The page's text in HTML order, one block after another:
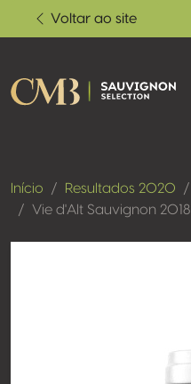
Voltar ao site
Início Resultados 2020
Vie d'Alt Sauvignon 2018